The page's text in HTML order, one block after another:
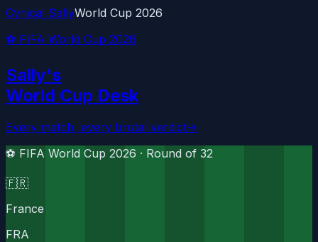
Cynical SallyWorld Cup 2026
⚽ FIFA World Cup 2026
Sally's
World Cup Desk
Every match, every brutal verdict→
⚽ FIFA World Cup 2026 · Round of 32
🇫🇷
France
FRA